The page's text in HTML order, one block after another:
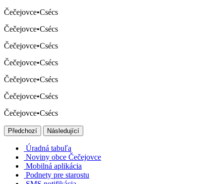
Čečejovce•Csécs
Čečejovce•Csécs
Čečejovce•Csécs
Čečejovce•Csécs
Čečejovce•Csécs
Čečejovce•Csécs
Čečejovce•Csécs
Předchozí Následující
Úradná tabuľa
Noviny obce Čečejovce
Mobilná aplikácia
Podnety pre starostu